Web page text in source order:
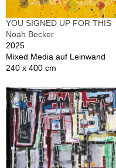
YOU SIGNED UP FOR THIS
Noah Becker
2025
Mixed Media auf Leinwand
240 x 400 cm